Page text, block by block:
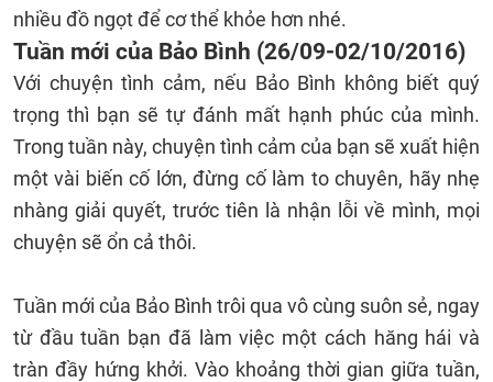
nhiều đồ ngọt để cơ thể khỏe hơn nhé.
Tuần mới của Bảo Bình (26/09-02/10/2016)
Với chuyện tình cảm, nếu Bảo Bình không biết quý
trọng thì bạn sẽ tự đánh mất hạnh phúc của mình.
Trong tuần này, chuyện tình cảm của bạn sẽ xuất hiện
một vài biến cố lớn, đừng cố làm to chuyên, hãy nhẹ
nhàng giải quyết, trước tiên là nhận lỗi về mình, mọi
chuyện sẽ ổn cả thôi.
Tuần mới của Bảo Bình trôi qua vô cùng suôn sẻ, ngay
từ đầu tuần bạn đã làm việc một cách hăng hái và
tràn đầy hứng khởi. Vào khoảng thời gian giữa tuần,